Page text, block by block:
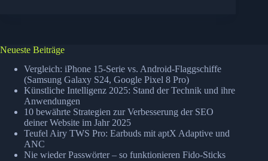
2010
anzeigen
lassen
Neueste Beiträge
Vergleich: iPhone 15-Serie vs. Android-Flaggschiffe
(Samsung Galaxy S24, Google Pixel 8 Pro)
Künstliche Intelligenz 2025: Stand der Technik und ihre
Anwendungen
10 bewährte Strategien zur Verbesserung der SEO
deiner Website im Jahr 2025
Teufel Airy TWS Pro: Earbuds mit aptX Adaptive und
ANC
Nie wieder Passwörter – so funktionieren Fido-Sticks